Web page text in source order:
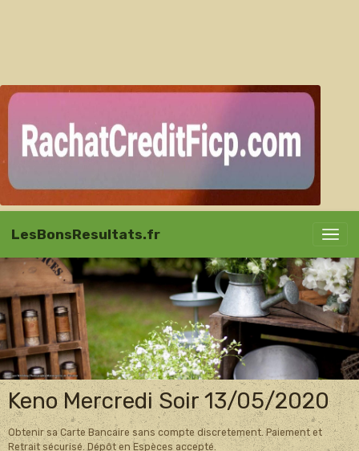
LesBonsResultats.fr
Keno Mercredi Soir 13/05/2020
Obtenir sa Carte Bancaire sans compte discretement. Paiement et
Retrait sécurisé. Dépôt en Espèces accepté.